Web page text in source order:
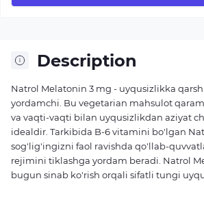
Description
Natrol Melatonin 3 mg - uyqusizlikka
yordamchi. Bu vegetarian mahsulot
va vaqti-vaqti bilan uyqusizlikdan aziyat
idealdir. Tarkibida B-6 vitamini bo'lgan
sog'lig'ingizni faol ravishda qo'llab-
rejimini tiklashga yordam beradi. Natrol
bugun sinab ko'rish orqali sifatli tungi